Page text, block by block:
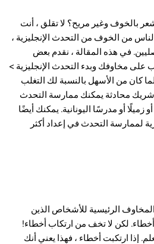
بالخوف وغير مريح؟ لا تقلق ، أنت
من الخوف من التحدث الإنجليزية ،
في هذه المقالة ، نقدم بعض
على مخاوفك وبدء التحدث الإنجليزية >
كان من الأسهل بالنسبة لك التغلب
محادثة يمكنك ممارسة التحدث
أو مدرسًا اليونانية. يمكنك أيضًا
لممارسة التحدث في إعداد أكثر
الرئيسية للأشخاص الذين
أخطاء. لكن لا تخف من ارتكاب أخطاء!
إذا ارتكبت أخطاء ، فهذا يعني أنك